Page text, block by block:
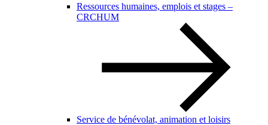
Ressources humaines, emplois et stages –
CRCHUM
Service de bénévolat, animation et loisirs